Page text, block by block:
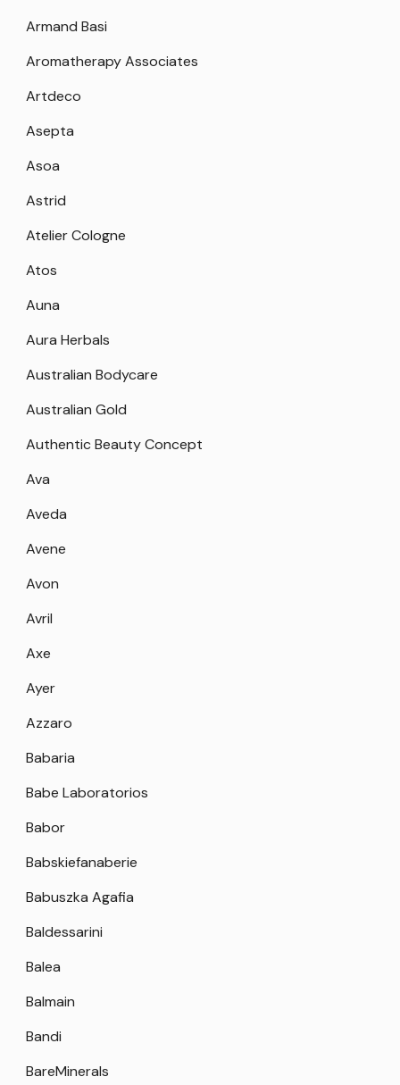
Armand Basi
Aromatherapy Associates
Artdeco
Asepta
Asoa
Astrid
Atelier Cologne
Atos
Auna
Aura Herbals
Australian Bodycare
Australian Gold
Authentic Beauty Concept
Ava
Aveda
Avene
Avon
Avril
Axe
Ayer
Azzaro
Babaria
Babe Laboratorios
Babor
Babskiefanaberie
Babuszka Agafia
Baldessarini
Balea
Balmain
Bandi
BareMinerals